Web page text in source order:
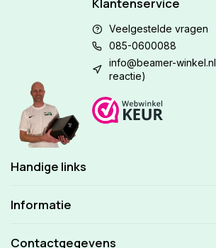
Veelgestelde vragen
085-0600088
info@beamer-winkel.nl
reactie)
Handige links
Informatie
Contactgegevens